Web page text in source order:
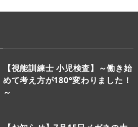
【視能訓練士 小児検査】～働き始
めて考え方が180°変わりました！
～